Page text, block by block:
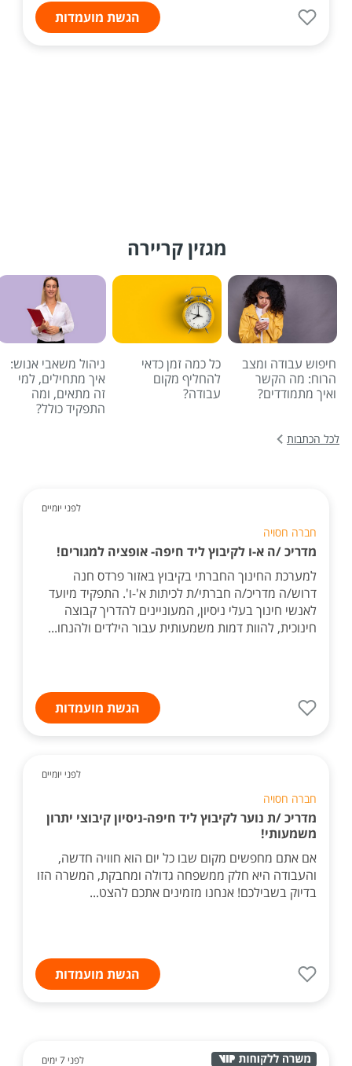
הגשת מועמדות
מגזין קריירה
חיפוש עבודה ומצב
הרוח: מה הקשר
ואיך מתמודדים?
כל כמה זמן כדאי
להחליף מקום
עבודה?
ניהול משאבי אנוש:
איך מתחילים, למי
זה מתאים, ומה
התפקיד כולל?
לכל הכתבות
לפני יומיים
חברה חסויה
מדריכ /ה א-ו לקיבוץ ליד חיפה- אופציה למגורים!
למערכת החינוך החברתי בקיבוץ באזור פרדס חנה
דרוש/ה מדריכ/ה חברתי/ת לכיתות א'-ו'. התפקיד מיועד
לאנשי חינוך בעלי ניסיון, המעוניינים להדריך קבוצה
חינוכית, להוות דמות משמעותית עבור הילדים ולהנחו...
הגשת מועמדות
לפני יומיים
חברה חסויה
מדריכ /ת נוער לקיבוץ ליד חיפה-ניסיון קיבוצי יתרון
משמעותי!
אם אתם מחפשים מקום שבו כל יום הוא חוויה חדשה,
והעבודה היא חלק ממשפחה גדולה ומחבקת, המשרה הזו
בדיוק בשבילכם! אנחנו מזמינים אתכם להצט...
הגשת מועמדות
לפני 7 ימים